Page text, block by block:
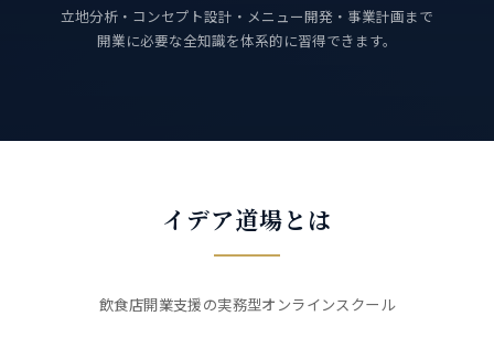
立地分析・コンセプト設計・メニュー開発・事業計画まで
開業に必要な全知識を体系的に習得できます。
イデア道場とは
飲食店開業支援の実務型オンラインスクール